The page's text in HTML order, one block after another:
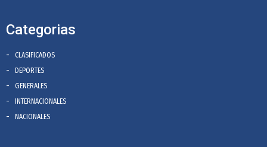
Categorias
CLASIFICADOS
DEPORTES
GENERALES
INTERNACIONALES
NACIONALES